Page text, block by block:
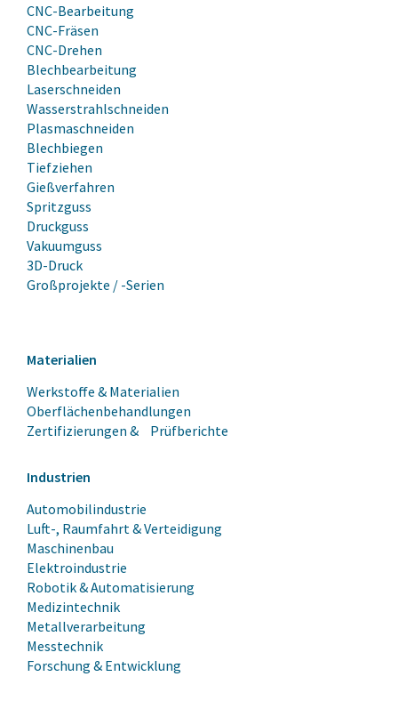
CNC-Bearbeitung
CNC-Fräsen
CNC-Drehen
Blechbearbeitung
Laserschneiden
Wasserstrahlschneiden
Plasmaschneiden
Blechbiegen
Tiefziehen
Gießverfahren
Spritzguss
Druckguss
Vakuumguss
3D-Druck
Großprojekte / -Serien
Materialien
Werkstoffe & Materialien
Oberflächenbehandlungen
Zertifizierungen & Prüfberichte
Industrien
Automobilindustrie
Luft-, Raumfahrt & Verteidigung
Maschinenbau
Elektroindustrie
Robotik & Automatisierung
Medizintechnik
Metallverarbeitung
Messtechnik
Forschung & Entwicklung